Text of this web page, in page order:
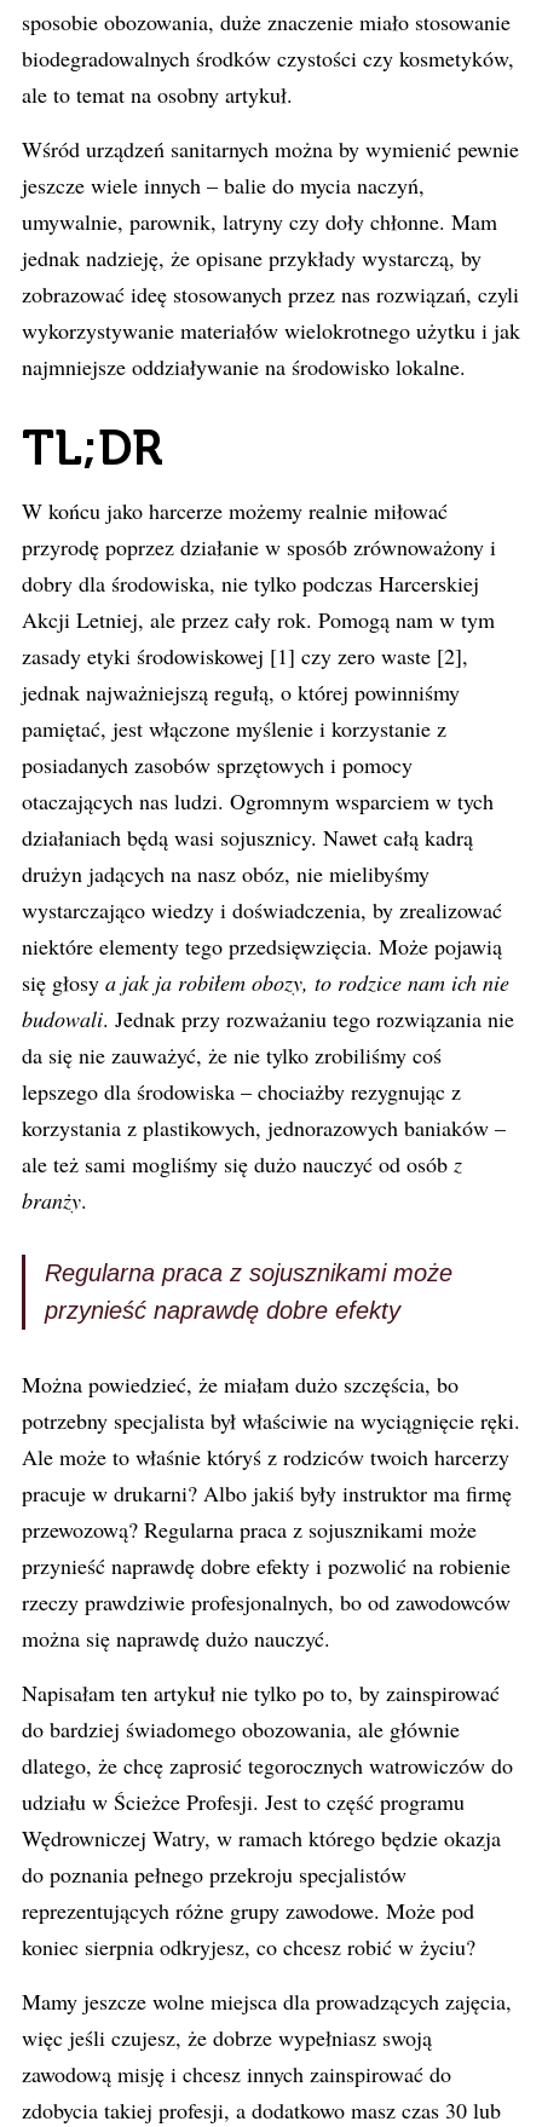
sposobie obozowania, duże znaczenie miało stosowanie
biodegradowalnych środków czystości czy kosmetyków,
ale to temat na osobny artykuł.
Wśród urządzeń sanitarnych można by wymienić pewnie
jeszcze wiele innych – balie do mycia naczyń,
umywalnie, parownik, latryny czy doły chłonne. Mam
jednak nadzieję, że opisane przykłady wystarczą, by
zobrazować ideę stosowanych przez nas rozwiązań, czyli
wykorzystywanie materiałów wielokrotnego użytku i jak
najmniejsze oddziaływanie na środowisko lokalne.
TL;DR
W końcu jako harcerze możemy realnie miłować
przyrodę poprzez działanie w sposób zrównoważony i
dobry dla środowiska, nie tylko podczas Harcerskiej
Akcji Letniej, ale przez cały rok. Pomogą nam w tym
zasady etyki środowiskowej [1] czy zero waste [2],
jednak najważniejszą regułą, o której powinniśmy
pamiętać, jest włączone myślenie i korzystanie z
posiadanych zasobów sprzętowych i pomocy
otaczających nas ludzi. Ogromnym wsparciem w tych
działaniach będą wasi sojusznicy. Nawet całą kadrą
drużyn jadących na nasz obóz, nie mielibyśmy
wystarczająco wiedzy i doświadczenia, by zrealizować
niektóre elementy tego przedsięwzięcia. Może pojawią
się głosy a jak ja robiłem obozy, to rodzice nam ich nie
budowali. Jednak przy rozważaniu tego rozwiązania nie
da się nie zauważyć, że nie tylko zrobiliśmy coś
lepszego dla środowiska – chociażby rezygnując z
korzystania z plastikowych, jednorazowych baniaków –
ale też sami mogliśmy się dużo nauczyć od osób z
branży.
Regularna praca z sojusznikami może
przynieść naprawdę dobre efekty
Można powiedzieć, że miałam dużo szczęścia, bo
potrzebny specjalista był właściwie na wyciągnięcie ręki.
Ale może to właśnie któryś z rodziców twoich harcerzy
pracuje w drukarni? Albo jakiś były instruktor ma firmę
przewozową? Regularna praca z sojusznikami może
przynieść naprawdę dobre efekty i pozwolić na robienie
rzeczy prawdziwie profesjonalnych, bo od zawodowców
można się naprawdę dużo nauczyć.
Napisałam ten artykuł nie tylko po to, by zainspirować
do bardziej świadomego obozowania, ale głównie
dlatego, że chcę zaprosić tegorocznych watrowiczów do
udziału w Ścieżce Profesji. Jest to część programu
Wędrowniczej Watry, w ramach którego będzie okazja
do poznania pełnego przekroju specjalistów
reprezentujących różne grupy zawodowe. Może pod
koniec sierpnia odkryjesz, co chcesz robić w życiu?
Mamy jeszcze wolne miejsca dla prowadzących zajęcia,
więc jeśli czujesz, że dobrze wypełniasz swoją
zawodową misję i chcesz innych zainspirować do
zdobycia takiej profesji, a dodatkowo masz czas 30 lub